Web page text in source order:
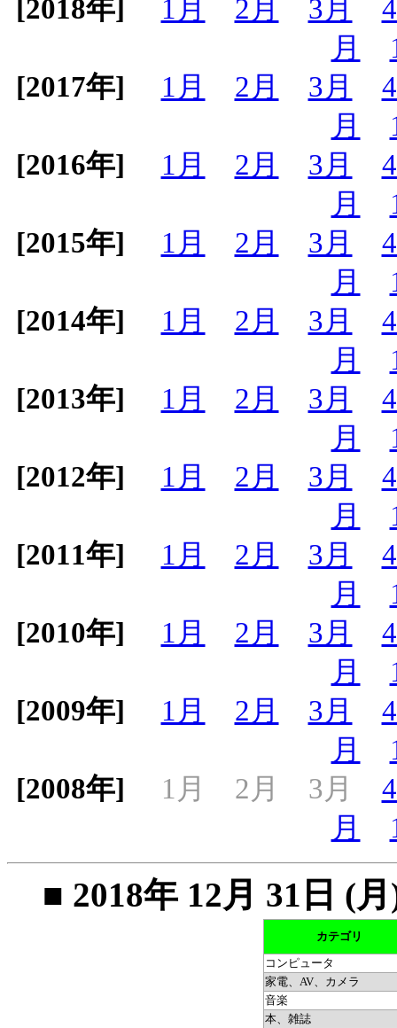
[2018年] 1月 2月 3月
月
[2017年]
1月 2月 3月
月
[2016年]
1月 2月 3月
月
[2015年]
1月 2月 3月
月
[2014年]
1月 2月 3月
月
[2013年]
1月 2月 3月
月
[2012年]
1月 2月 3月
月
[2011年]
1月 2月 3月
月
[2010年]
1月 2月 3月
月
[2009年]
1月 2月 3月
月
[2008年]
1月 2月 3月
月
■ 2018年 12月 31日 (
カテゴリ
コンピュータ
家電、AV、カメラ
音楽
本、雑誌